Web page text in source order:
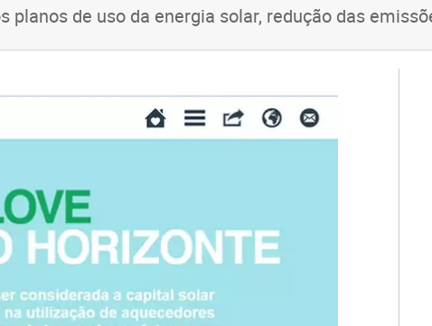
planos de uso da energia solar, redução das